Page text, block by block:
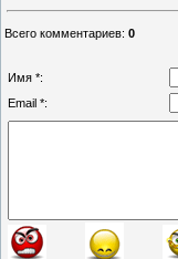
Всего комментариев: 0
Имя *:
Email *: